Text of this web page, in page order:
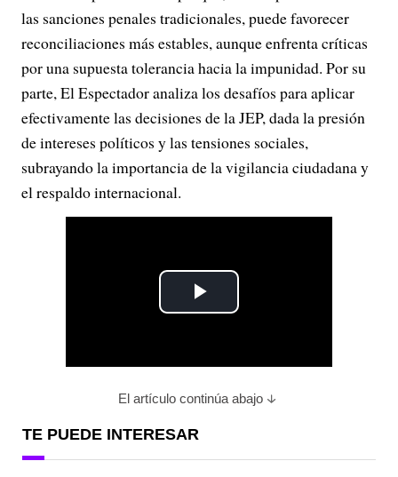
las sanciones penales tradicionales, puede favorecer
reconciliaciones más estables, aunque enfrenta críticas
por una supuesta tolerancia hacia la impunidad. Por su
parte, El Espectador analiza los desafíos para aplicar
efectivamente las decisiones de la JEP, dada la presión
de intereses políticos y las tensiones sociales,
subrayando la importancia de la vigilancia ciudadana y
el respaldo internacional.
P
a
El artículo continúa abajo
TE PUEDE INTERESAR